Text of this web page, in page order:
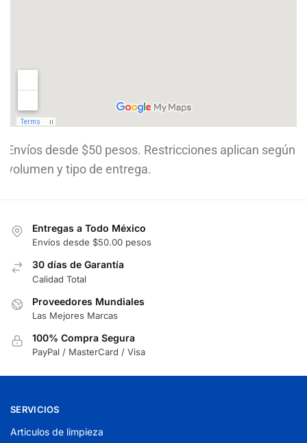
Envíos desde $50 pesos. Restricciones aplican según
volumen y tipo de entrega.
Entregas a Todo México
Envíos desde $50.00 pesos
30 días de Garantía
Calidad Total
Proveedores Mundiales
Las Mejores Marcas
100% Compra Segura
PayPal / MasterCard / Visa
SERVICIOS
Articulos de limpieza